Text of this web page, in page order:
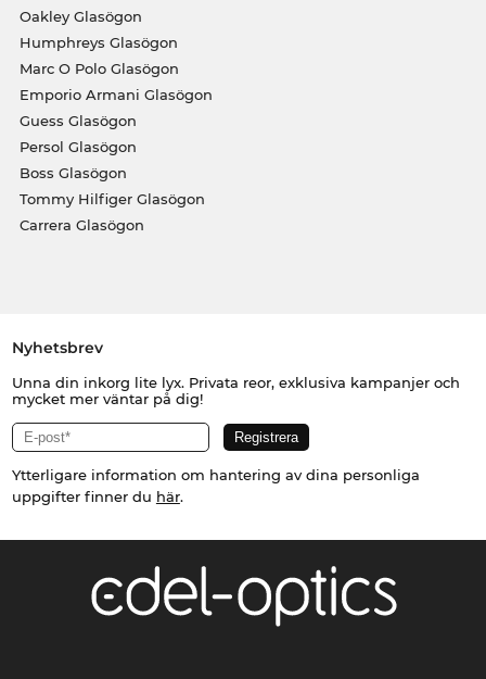
Oakley Glasögon
Humphreys Glasögon
Marc O Polo Glasögon
Emporio Armani Glasögon
Guess Glasögon
Persol Glasögon
Boss Glasögon
Tommy Hilfiger Glasögon
Carrera Glasögon
Nyhetsbrev
Unna din inkorg lite lyx. Privata reor, exklusiva kampanjer och
mycket mer väntar på dig!
Ytterligare information om hantering av dina personliga
uppgifter finner du här.